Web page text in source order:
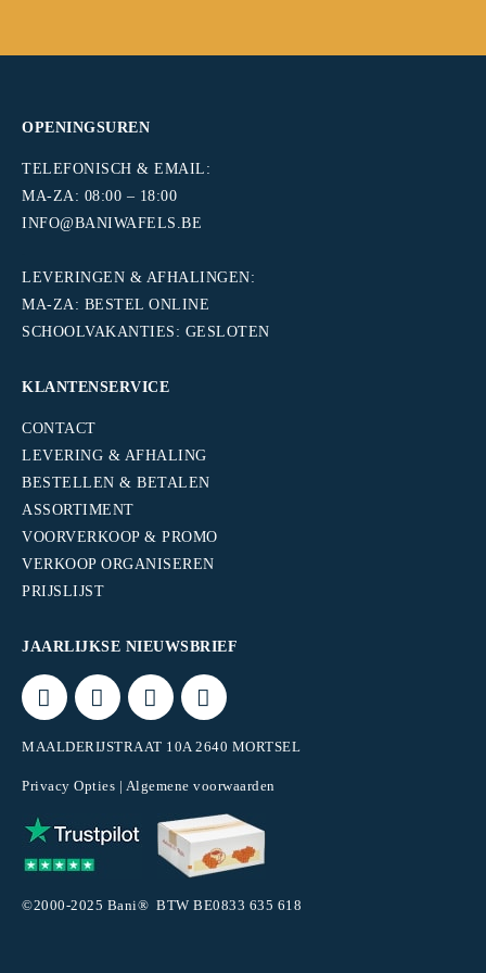
OPENINGSUREN
TELEFONISCH & EMAIL:
MA-ZA: 08:00 – 18:00
INFO@BANIWAFELS.BE
LEVERINGEN & AFHALINGEN:
MA-ZA: BESTEL ONLINE
SCHOOLVAKANTIES: GESLOTEN
KLANTENSERVICE
CONTACT
LEVERING & AFHALING
BESTELLEN & BETALEN
ASSORTIMENT
VOORVERKOOP & PROMO
VERKOOP ORGANISEREN
PRIJSLIJST
JAARLIJKSE NIEUWSBRIEF
MAALDERIJSTRAAT 10A 2640 MORTSEL
Privacy Opties | Algemene voorwaarden
©2000-2025 Bani® BTW BE0833 635 618